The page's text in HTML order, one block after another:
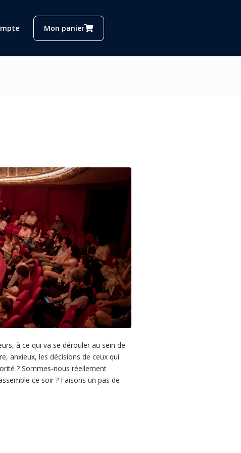
Mon panier
à ce qui va se dérouler au sein de
anxieux, les décisions de ceux qui
? Sommes-nous réellement
ce soir ? Faisons un pas de